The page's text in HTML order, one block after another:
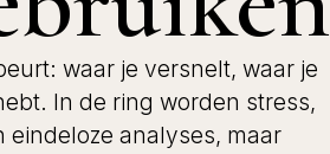
waar je versnelt, waar je
In de ring worden stress,
eindeloze analyses, maar